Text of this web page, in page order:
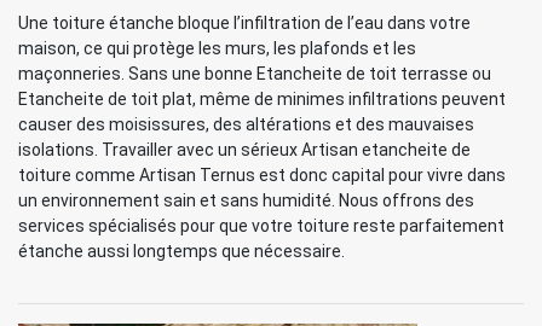
Une toiture étanche bloque l’infiltration de l’eau dans votre
maison, ce qui protège les murs, les plafonds et les
maçonneries. Sans une bonne Etancheite de toit terrasse ou
Etancheite de toit plat, même de minimes infiltrations peuvent
causer des moisissures, des altérations et des mauvaises
isolations. Travailler avec un sérieux Artisan etancheite de
toiture comme Artisan Ternus est donc capital pour vivre dans
un environnement sain et sans humidité. Nous offrons des
services spécialisés pour que votre toiture reste parfaitement
étanche aussi longtemps que nécessaire.